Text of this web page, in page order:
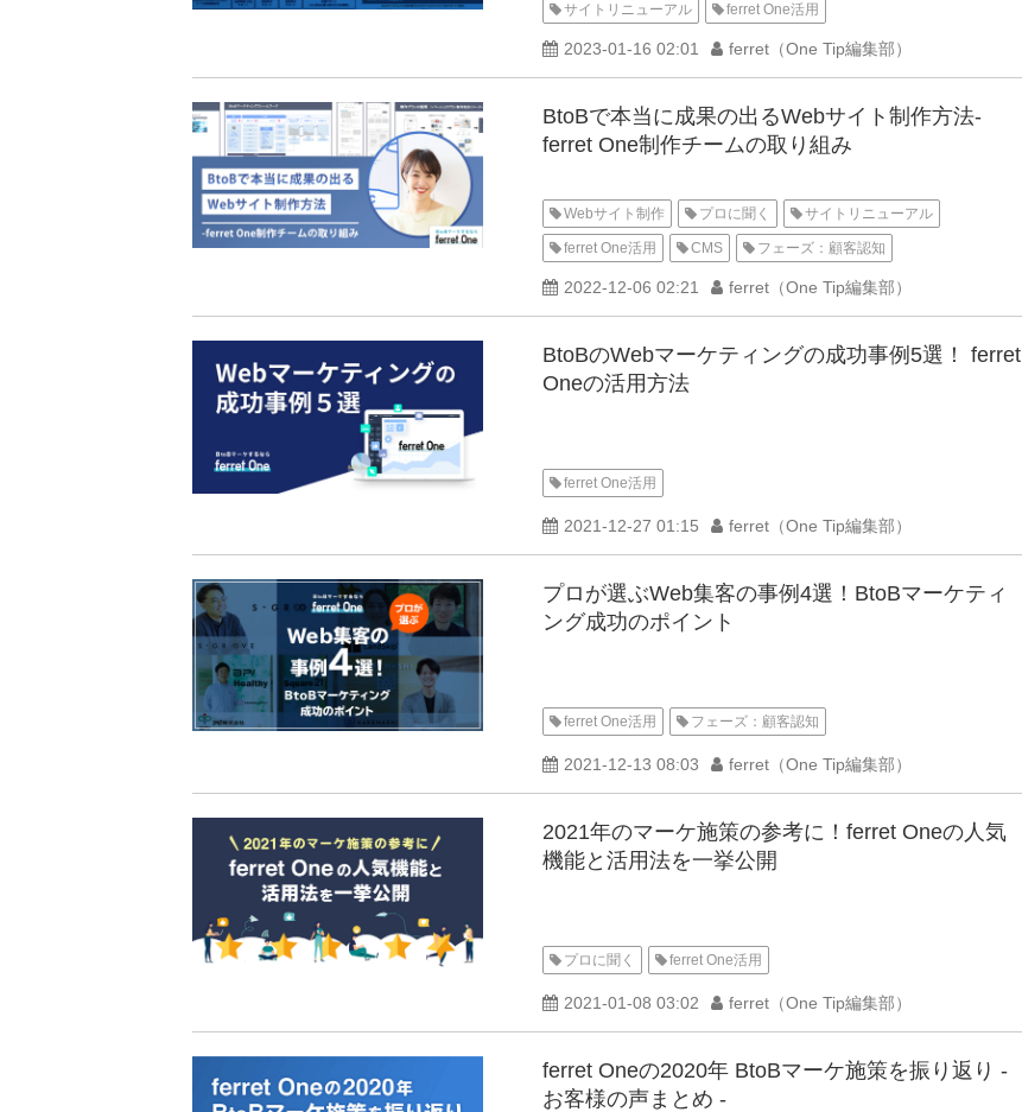
サイトリニューアル ferret One活用
2023-01-16 02:01 ferret（One Tip編集部）
BtoBで本当に成果の出るWebサイト制作方法-
ferret One制作チームの取り組み
Webサイト制作 プロに聞く サイトリニューアル
ferret One活用 CMS フェーズ：顧客認知
2022-12-06 02:21 ferret（One Tip編集部）
BtoBのWebマーケティングの成功事例5選！ ferret
Oneの活用方法
ferret One活用
2021-12-27 01:15 ferret（One Tip編集部）
プロが選ぶWeb集客の事例4選！BtoBマーケティ
ング成功のポイント
ferret One活用 フェーズ：顧客認知
2021-12-13 08:03 ferret（One Tip編集部）
2021年のマーケ施策の参考に！ferret Oneの人気
機能と活用法を一挙公開
プロに聞く ferret One活用
2021-01-08 03:02 ferret（One Tip編集部）
ferret Oneの2020年 BtoBマーケ施策を振り返り -
お客様の声まとめ -